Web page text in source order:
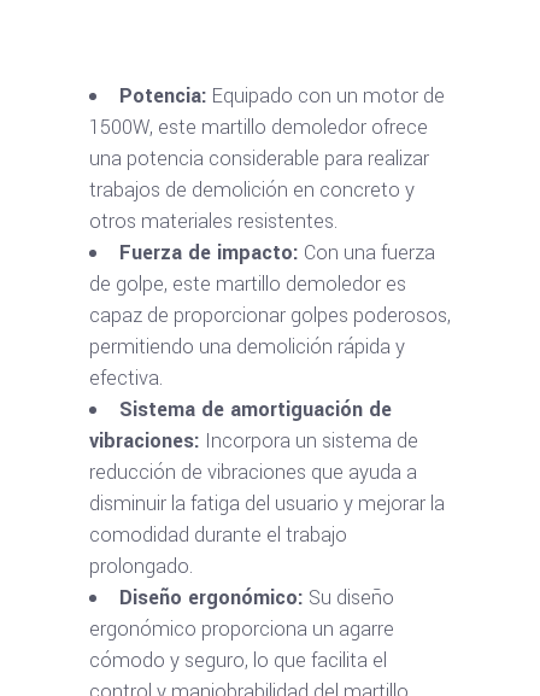
Potencia: Equipado con un motor de
1500W, este martillo demoledor ofrece
una potencia considerable para realizar
trabajos de demolición en concreto y
otros materiales resistentes.
Fuerza de impacto: Con una fuerza
de golpe, este martillo demoledor es
capaz de proporcionar golpes poderosos,
permitiendo una demolición rápida y
efectiva.
Sistema de amortiguación de
vibraciones: Incorpora un sistema de
reducción de vibraciones que ayuda a
disminuir la fatiga del usuario y mejorar la
comodidad durante el trabajo
prolongado.
Diseño ergonómico: Su diseño
ergonómico proporciona un agarre
cómodo y seguro, lo que facilita el